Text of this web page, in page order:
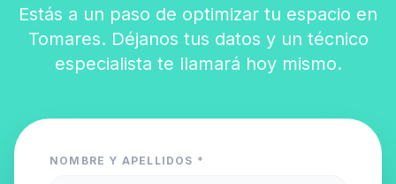
Estás a un paso de optimizar tu espacio en
Tomares. Déjanos tus datos y un técnico
especialista te llamará hoy mismo.
NOMBRE Y APELLIDOS *